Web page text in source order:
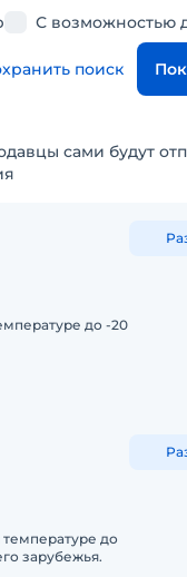
С возможностью
поиск
сами будут
до -20
температуре до
зарубежья.